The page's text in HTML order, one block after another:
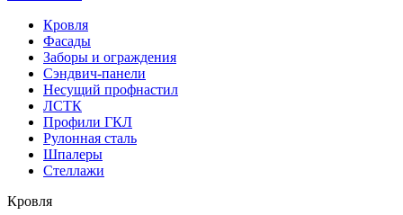
Кровля
Фасады
Заборы и ограждения
Сэндвич-панели
Несущий профнастил
ЛСТК
Профили ГКЛ
Рулонная сталь
Шпалеры
Стеллажи
Кровля